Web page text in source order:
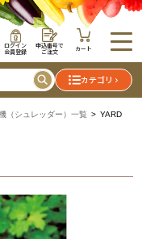
ログイン
会員登録
申込番号で
ご注文 カート
カテゴリ
（シュレッダー）一覧 > YARD